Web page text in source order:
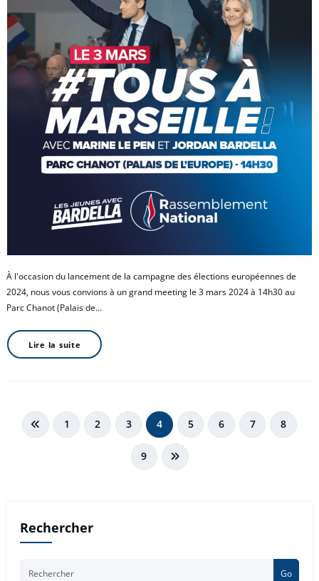
À l'occasion du lancement de la campagne des élections européennes de
2024, nous vous convions à un grand meeting le 3 mars 2024 à 14h30 au
Parc Chanot (Palais de…
Lire la suite
Pagination
1 2 3 4 5 6 7 8
9
Rechercher
Go